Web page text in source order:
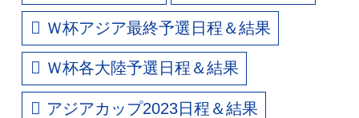
Ｗ杯アジア最終予選日程＆結果
Ｗ杯各大陸予選日程＆結果
アジアカップ2023日程＆結果